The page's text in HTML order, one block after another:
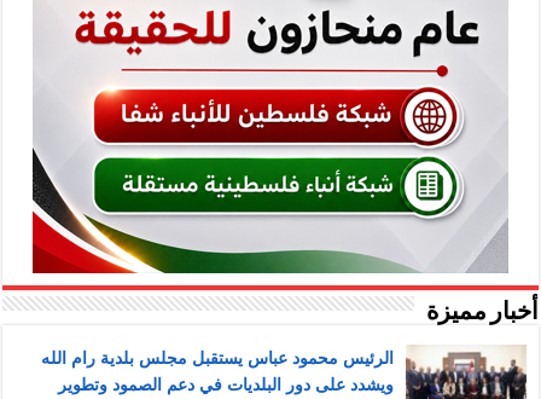
أخبار مميزة
الرئيس محمود عباس يستقبل مجلس بلدية رام الله
ويشدد على دور البلديات في دعم الصمود وتطوير